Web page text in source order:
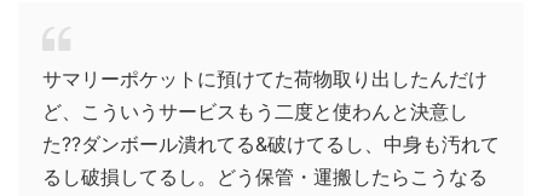
サマリーポケットに預けてた荷物取り出したんだけ
ど、こういうサービスもう二度と使わんと決意し
た??ダンボール潰れてる&破けてるし、中身も汚れて
るし破損してるし。どう保管・運搬したらこうなる